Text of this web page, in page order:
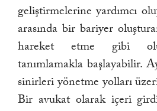
geliştirmelerine yardımcı
arasında bir bariyer
hareket etme gibi
tanımlamakla başlayabilir.
sinirleri yönetme yolları
Bir avukat olarak içeri